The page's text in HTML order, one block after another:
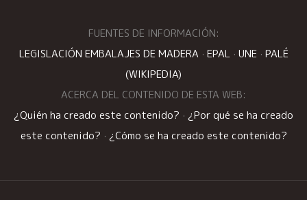
FUENTES DE INFORMACIÓN:
LEGISLACIÓN EMBALAJES DE MADERA · EPAL· UNE · PALÉ
(WIKIPEDIA)
ACERCA DEL CONTENIDO DE ESTA WEB:
¿Quién ha creado este contenido? · ¿Por qué se ha creado
este contenido? · ¿Cómo se ha creado este contenido?